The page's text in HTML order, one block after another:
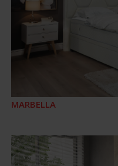
MARBELLA